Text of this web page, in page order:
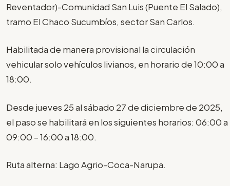
Reventador)-Comunidad San Luis (Puente El Salado),
tramo El Chaco Sucumbíos, sector San Carlos.
Habilitada de manera provisional la circulación
vehicular solo vehículos livianos, en horario de 10:00 a
18:00.
Desde jueves 25 al sábado 27 de diciembre de 2025,
el paso se habilitará en los siguientes horarios: 06:00 a
09:00 – 16:00 a 18:00.
Ruta alterna: Lago Agrio-Coca-Narupa.